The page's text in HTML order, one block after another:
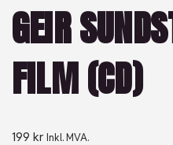
GEIR
FILM (CD)
199 kr Inkl. MVA.